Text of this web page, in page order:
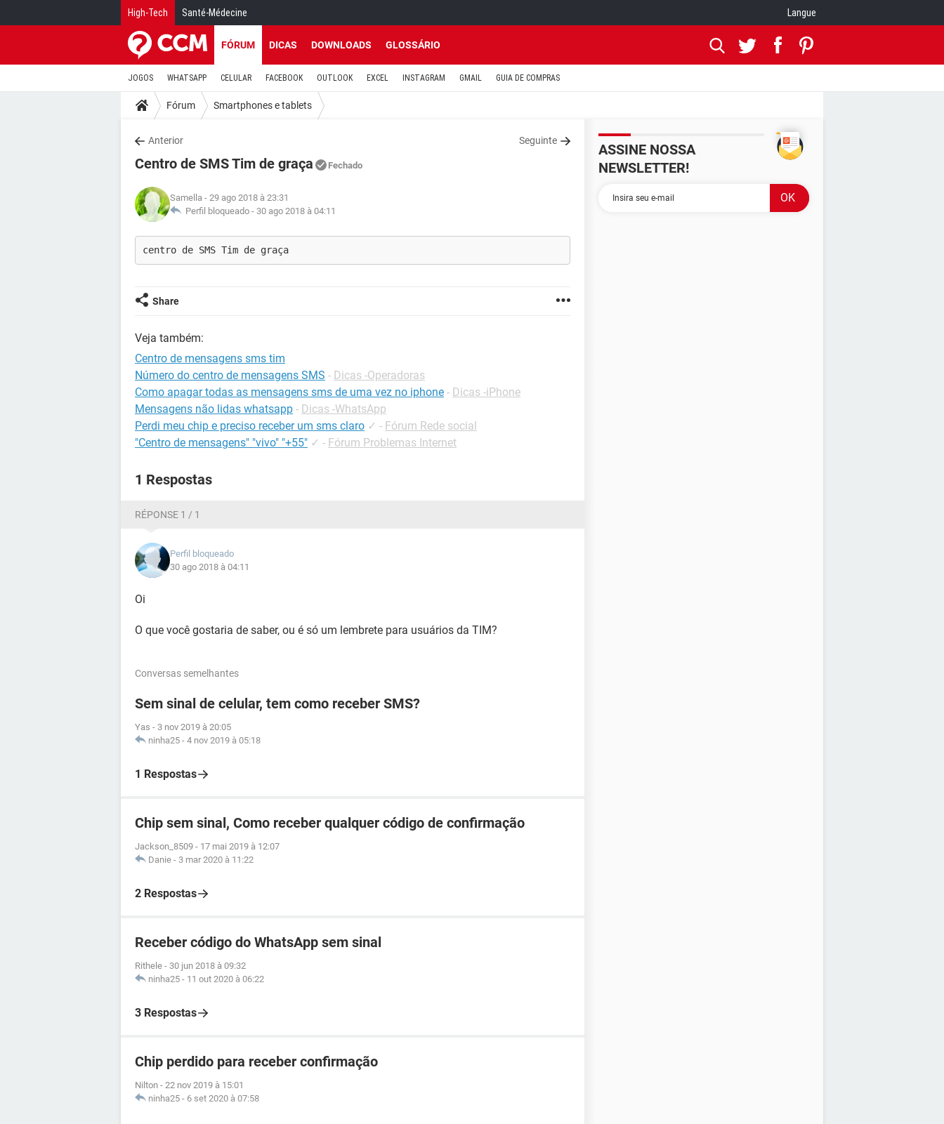
High-Tech Santé-Médecine Langue
FÓRUM DICAS DOWNLOADS GLOSSÁRIO
JOGOS WHATSAPP CELULAR FACEBOOK OUTLOOK EXCEL INSTAGRAM GMAIL GUIA DE COMPRAS
Fórum Smartphones e tablets
Anterior Seguinte
Centro de SMS Tim de graça Fechado
Samella - 29 ago 2018 à 23:31
Perfil bloqueado - 30 ago 2018 à 04:11
centro de SMS Tim de graça
Share
Veja também:
Centro de mensagens sms tim
Número do centro de mensagens SMS - Dicas -Operadoras
Como apagar todas as mensagens sms de uma vez no iphone - Dicas -iPhone
Mensagens não lidas whatsapp - Dicas -WhatsApp
Perdi meu chip e preciso receber um sms claro ✓ - Fórum Rede social
"Centro de mensagens" "vivo" "+55" ✓ - Fórum Problemas Internet
1 Respostas
RÉPONSE 1 / 1
Perfil bloqueado
30 ago 2018 à 04:11
Oi
O que você gostaria de saber, ou é só um lembrete para usuários da TIM?
Conversas semelhantes
Sem sinal de celular, tem como receber SMS?
Yas - 3 nov 2019 à 20:05
ninha25 - 4 nov 2019 à 05:18
1 Respostas
Chip sem sinal, Como receber qualquer código de confirmação
Jackson_8509 - 17 mai 2019 à 12:07
Danie - 3 mar 2020 à 11:22
2 Respostas
Receber código do WhatsApp sem sinal
Rithele - 30 jun 2018 à 09:32
ninha25 - 11 out 2020 à 06:22
3 Respostas
Chip perdido para receber confirmação
Nilton - 22 nov 2019 à 15:01
ninha25 - 6 set 2020 à 07:58
ASSINE NOSSA
NEWSLETTER!